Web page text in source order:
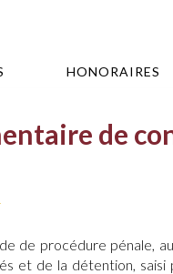
HONORAIRES
de
de procédure pénale,
et de la détention,